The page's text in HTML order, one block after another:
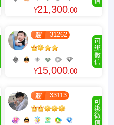
¥21,300.00
可
绑
微
信
31262
¥15,000.00
可
绑
微
信
33113